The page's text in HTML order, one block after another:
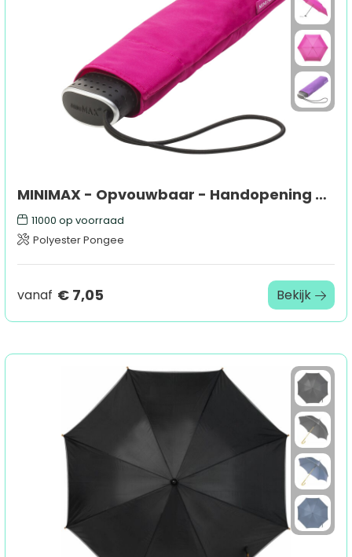
MINIMAX - Opvouwbaar - Handopening - Windproof - 90 cm
11000 op voorraad
Polyester Pongee
vanaf € 7,05 Bekijk